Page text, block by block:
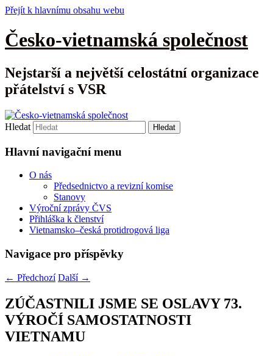
Přejít k hlavnímu obsahu webu
Česko-vietnamská společnost
Nejstarší a největší celostátní organizace
přátelství s VSR
Hledat
Hlavní navigační menu
O nás
Předsednictvo a revizní komise
Stanovy
Výroční zprávy ČVS
Přihláška k členství
Vietnamsko–česká protidrogová liga
Navigace pro příspěvky
← Předchozí Další →
ZÚČASTNILI JSME SE OSLAVY 73.
VÝROČÍ SAMOSTATNOSTI
VIETNAMU